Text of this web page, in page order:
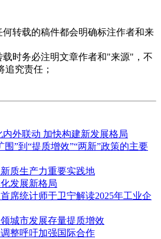
转载的稿件都会明确标注作者和来
载时务必注明文章作者和"来源"，不
究责任；
外联动 加快构建新发展格局
围”到“提质增效”“两新”政策的主要
质生产力重要实践地
发展新格局
席统计师于卫宁解读2025年工业企
城市发展存量提质增效
整呼吁加强国际合作